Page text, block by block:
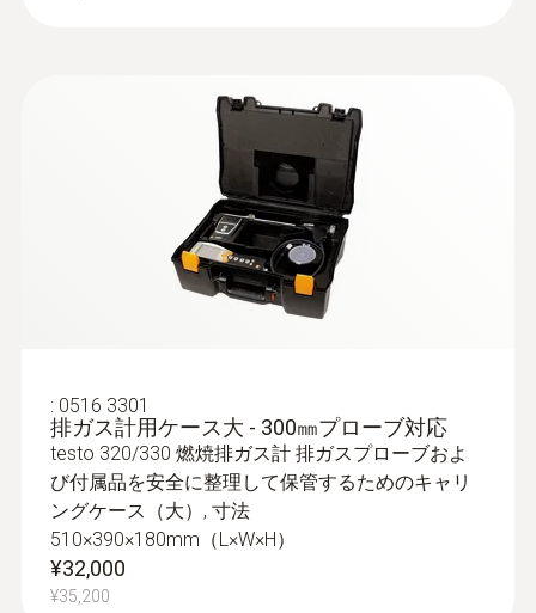
排ガスプローブ - φ8㎜ / 300㎜ / 500℃
¥74,000
¥81,400
: 0516 3301
排ガス計用ケース大 - 300㎜プローブ対応
testo 320/330 燃焼排ガス計 排ガスプローブおよ
び付属品を安全に整理して保管するためのキャリ
ングケース（大）, 寸法
510×390×180mm（L×W×H）
¥32,000
¥35,200